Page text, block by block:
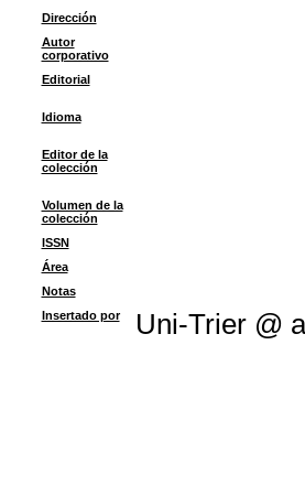
Dirección
Autor
corporativo
Editorial
Idioma
Editor de la
colección
Volumen de la
colección
ISSN
Área
Notas
Insertado por
Uni-Trier @